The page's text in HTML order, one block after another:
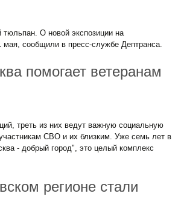
О новой экспозиции на
мая, сообщили в пресс-службе Дептранса.
помогает ветеранам
треть из них ведут важную социальную
СВО и их близким. Уже семь лет в
- добрый город", это целый комплекс
регионе стали